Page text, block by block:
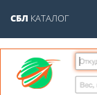
СБЛ КАТАЛОГ